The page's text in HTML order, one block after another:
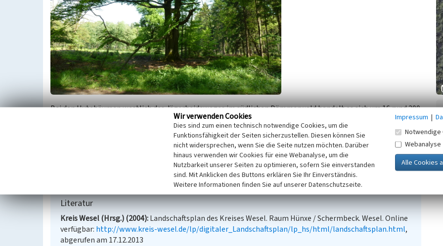
Bei den Hutebäumen westlich des Jägerheideweges im südlichen Dämmerwald handelt es sich um 16 rund 200
Jahre alte Rotbuchen, die aufgrund ihrer krummwüchsigen Formen und weiten Kronen als Relikte einer
früheren Waldweidenutzung anzusehen sind. Die Bäume stehen in der heutigen Forstabteilung 306 B, rund 300
Meter nordwestlich des Forsthauses Damm. Sie sind zwischen 17 und 33 Meter hoch und messen einen
Stammumfang von 111 bis 429 Zentimeter.
Literatur
Kreis Wesel (Hrsg.) (2004) Landschaftsplan des Kreises Wesel. Raum Hünxe / Schermbeck. Wesel. Online
verfügbar: http://www.kreis-wesel.de/lp/digitaler_Landschaftsplan/lp_hs/html/landschaftsplan.html,
abgerufen am 17.12.2013
Wir verwenden Cookies
Dies sind zum einen technisch notwendige Cookies, um die
Funktionsfähigkeit der Seiten sicherzustellen. Diesen können Sie
nicht widersprechen, wenn Sie die Seite nutzen möchten. Darüber
hinaus verwenden wir Cookies für eine Webanalyse, um die
Nutzbarkeit unserer Seiten zu optimieren, sofern Sie einverstanden
sind. Mit Anklicken des Buttons erklären Sie Ihr Einverständnis.
Weitere Informationen finden Sie auf unserer Datenschutzseite.
Impressum |
Notwendige
Webanalyse